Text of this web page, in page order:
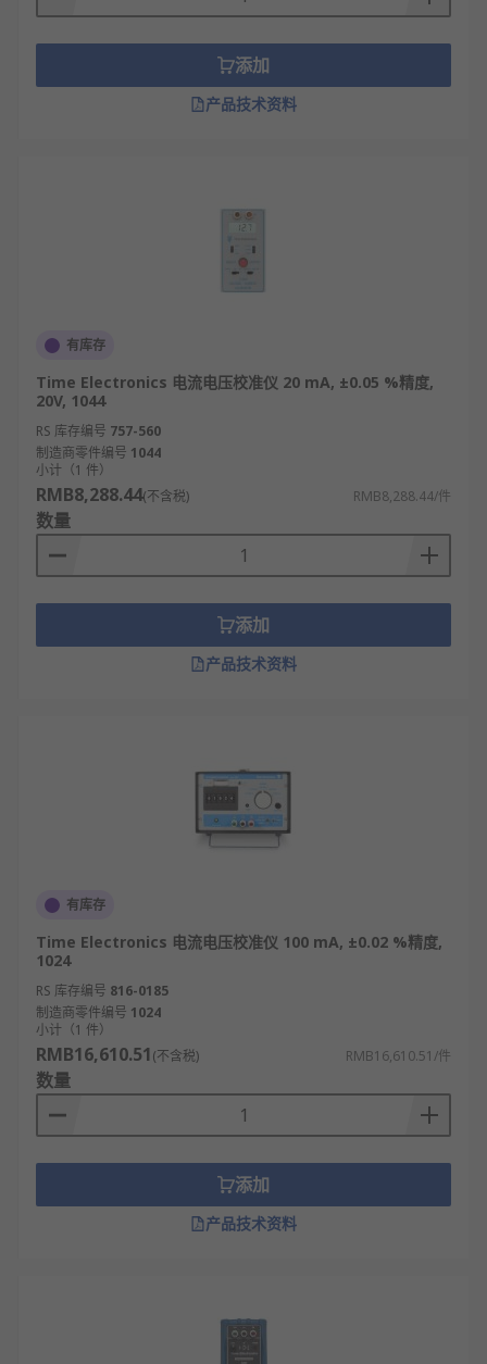
添加
产品技术资料
有库存
Time Electronics 电流电压校准仪 20 mA, ±0.05 %精度,
20V, 1044
RS 库存编号 757-560
制造商零件编号 1044
小计（1 件）
RMB8,288.44(不含税) RMB8,288.44/件
数量
添加
产品技术资料
有库存
Time Electronics 电流电压校准仪 100 mA, ±0.02 %精度,
1024
RS 库存编号 816-0185
制造商零件编号 1024
小计（1 件）
RMB16,610.51(不含税) RMB16,610.51/件
数量
添加
产品技术资料